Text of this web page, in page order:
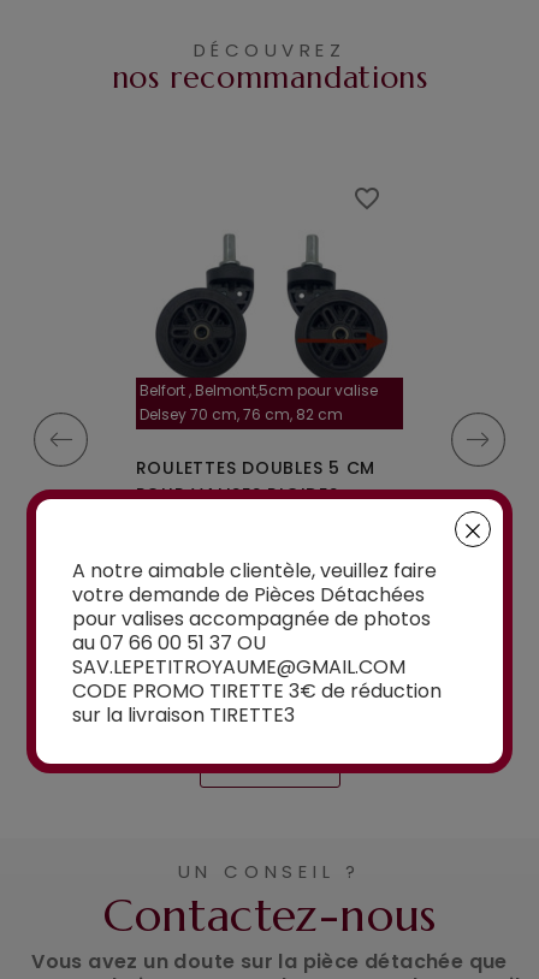
DÉCOUVREZ
nos recommandations
roulette, 4 cm
A-35
À 4...
Belfort , Belmont,5cm pour valise
Delsey 70 cm, 76 cm, 82 cm
ROULETTES DOUBLES 5 CM
POUR VALISES RIGIDES...
à partir de
15,00€
favorite_border
A-115segur
ROULETTES
OU W110
à partir de
15,00€
Voir la sélection
UN CONSEIL ?
Contactez-nous
Vous avez un doute sur la pièce détachée que
A notre aimable clientèle, veuillez faire
votre demande de Pièces Détachées
pour valises accompagnée de photos
au 07 66 00 51 37 OU
SAV.LEPETITROYAUME@GMAIL.COM
CODE PROMO TIRETTE 3€ de réduction
sur la livraison TIRETTE3